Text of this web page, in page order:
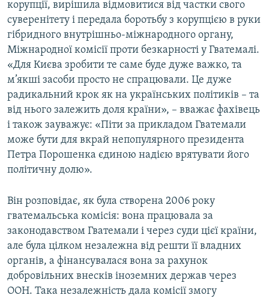
корупції, вирішила відмовитися від частки свого
суверенітету і передала боротьбу з корупцією в руки
гібридного внутрішньо-міжнародного органу,
Міжнародної комісії проти безкарності у Гватемалі.
«Для Києва зробити те саме буде дуже важко, та
м’якші засоби просто не спрацювали. Це дуже
радикальний крок як на українських політиків – та
від нього залежить доля країни», – вважає фахівець
і також зауважує: «Піти за прикладом Гватемали
може бути для вкрай непопулярного президента
Петра Порошенка єдиною надією врятувати його
політичну долю».
Він розповідає, як була створена 2006 року
гватемальська комісія: вона працювала за
законодавством Гватемали і через суди цієї країни,
але була цілком незалежна від решти її владних
органів, а фінансувалася вона за рахунок
добровільних внесків іноземних держав через
ООН. Така незалежність дала комісії змогу